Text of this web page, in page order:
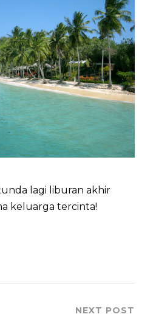
lagi liburan akhir
keluarga tercinta!
NEXT POST